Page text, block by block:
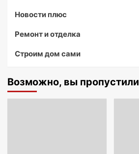
Новости плюс
Ремонт и отделка
Строим дом сами
Возможно, вы пропустили